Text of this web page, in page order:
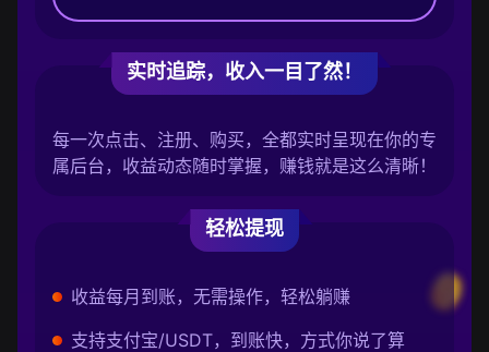
实时追踪，收入一目了然！
每一次点击、注册、购买，全都实时呈现在你的专
属后台，收益动态随时掌握，赚钱就是这么清晰！
轻松提现
收益每月到账，无需操作，轻松躺赚
支持支付宝/USDT，到账快，方式你说了算